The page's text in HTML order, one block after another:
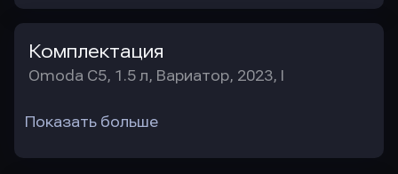
Комплектация
Omoda C5, 1.5 л, Вариатор, 2023, I
Показать больше